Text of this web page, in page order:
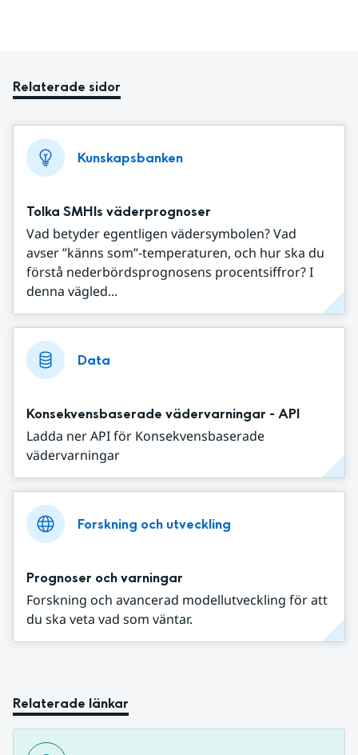
Relaterade sidor
Kunskapsbanken
Tolka SMHIs väderprognoser
Vad betyder egentligen vädersymbolen? Vad
avser ”känns som”-temperaturen, och hur ska du
förstå nederbördsprognosens procentsiffror? I
denna vägled...
Data
Konsekvensbaserade vädervarningar - API
Ladda ner API för Konsekvensbaserade
vädervarningar
Forskning och utveckling
Prognoser och varningar
Forskning och avancerad modellutveckling för att
du ska veta vad som väntar.
Relaterade länkar